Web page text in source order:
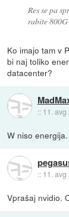
Res se pa
rabite
Ko imajo tam v
bi naj toliko
datacenter?
:: 11. avg
W niso energija.
:: 11. avg
Vprašaj nvidio.